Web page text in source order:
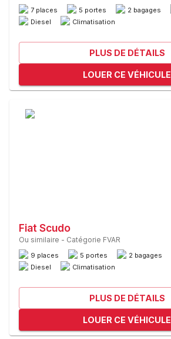
7 places 5 portes 2 bagages
Diesel
Climatisation
PLUS DE DÉTAILS
LOUER CE VÉHICULE
Fiat Scudo
Ou similaire - Catégorie FVAR
9 places 5 portes 2 bagages
Diesel
Climatisation
PLUS DE DÉTAILS
LOUER CE VÉHICULE